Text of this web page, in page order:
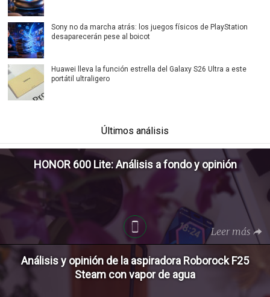
Sony no da marcha atrás: los juegos físicos de PlayStation
desaparecerán pese al boicot
Huawei lleva la función estrella del Galaxy S26 Ultra a este
portátil ultraligero
Últimos análisis
HONOR 600 Lite: Análisis a fondo y opinión
Leer más
Análisis y opinión de la aspiradora Roborock F25
Steam con vapor de agua